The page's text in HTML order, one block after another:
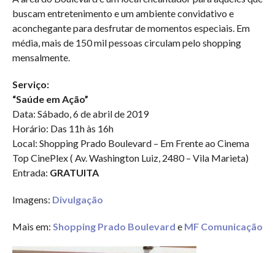
buscam entretenimento e um ambiente convidativo e
aconchegante para desfrutar de momentos especiais. Em
média, mais de 150 mil pessoas circulam pelo shopping
mensalmente.
Serviço:
“Saúde em Ação”
Data: Sábado, 6 de abril de 2019
Horário: Das 11h às 16h
Local: Shopping Prado Boulevard – Em Frente ao Cinema
Top CinePlex ( Av. Washington Luiz, 2480 – Vila Marieta)
Entrada: GRATUITA
Imagens: Divulgação
Mais em: Shopping Prado Boulevard e MF Comunicação